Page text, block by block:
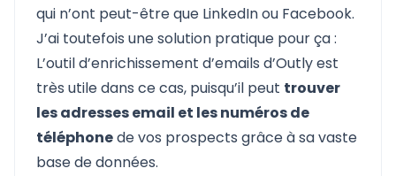
qui n’ont peut-être que LinkedIn ou Facebook.
J’ai toutefois une solution pratique pour ça :
L’outil d’enrichissement d’emails d’Outly est
très utile dans ce cas, puisqu’il peut trouver
les adresses email et les numéros de
téléphonede vos prospects grâce à sa vaste
base de données.